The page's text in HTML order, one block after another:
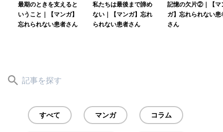
最期のときを支えると
いうこと｜【マンガ】
忘れられない患者さん
私たちは最後まで諦め
ない｜【マンガ】忘れ
られない患者さん
記憶の欠片②｜【マ
ガ】忘れられない患
さん
すべて マンガ コラム